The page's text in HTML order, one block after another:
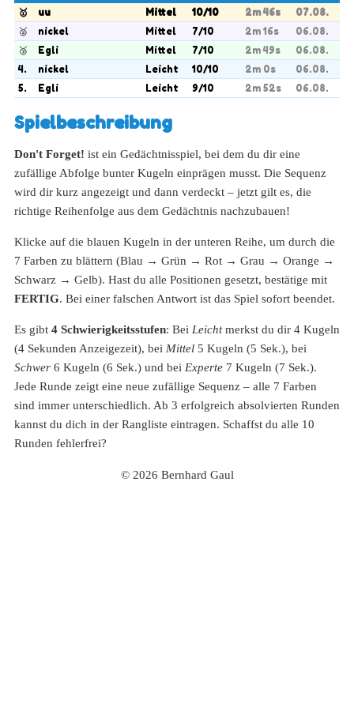
🥇
uu Mittel 10/10 2m 46s
07.08.
🥈
nickel Mittel 7/10 2m 16s
06.08.
🥉
Egli Mittel 7/10 2m 49s
06.08.
4.
nickel Leicht 10/10 2m 0s
06.08.
5.
Egli Leicht 9/10 2m 52s 06.08.
Spielbeschreibung
Don't Forget! ist ein Gedächtnisspiel, bei dem du dir eine
zufällige Abfolge bunter Kugeln einprägen musst. Die Sequenz
wird dir kurz angezeigt und dann verdeckt – jetzt gilt es, die
richtige Reihenfolge aus dem Gedächtnis nachzubauen!
Klicke auf die blauen Kugeln in der unteren Reihe, um durch die
7 Farben zu blättern (Blau → Grün → Rot → Grau → Orange →
Schwarz → Gelb). Hast du alle Positionen gesetzt, bestätige mit
FERTIG. Bei einer falschen Antwort ist das Spiel sofort beendet.
Es gibt 4 Schwierigkeitsstufen: Bei Leichtmerkst du dir 4 Kugeln
(4 Sekunden Anzeigezeit), bei Mittel 5 Kugeln (5 Sek.), bei
Schwer 6 Kugeln (6 Sek.) und bei Experte 7 Kugeln (7 Sek.).
Jede Runde zeigt eine neue zufällige Sequenz – alle 7 Farben
sind immer unterschiedlich. Ab 3 erfolgreich absolvierten Runden
kannst du dich in der Rangliste eintragen. Schaffst du alle 10
Runden fehlerfrei?
© 2026 Bernhard Gaul